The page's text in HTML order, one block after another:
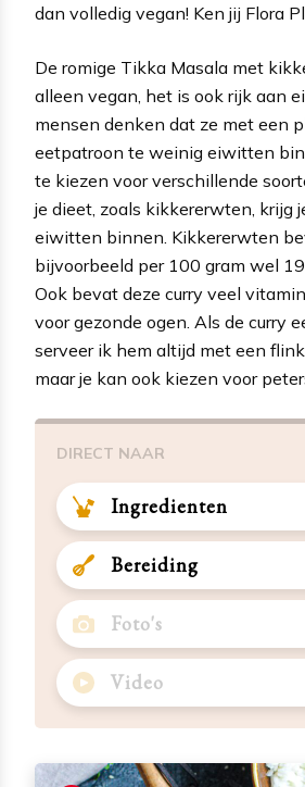
dan volledig vegan! Ken jij Flora
De romige Tikka Masala met
alleen vegan, het is ook rijk aan
mensen denken dat ze met een
eetpatroon te weinig eiwitten
te kiezen voor verschillende
je dieet, zoals kikkererwten, krijg
eiwitten binnen. Kikkererwten
bijvoorbeeld per 100 gram wel
Ook bevat deze curry veel
voor gezonde ogen. Als de curry
serveer ik hem altijd met een
maar je kan ook kiezen voor
DIRECT NAAR
Ingredienten
Bereiding
Foto's
Video